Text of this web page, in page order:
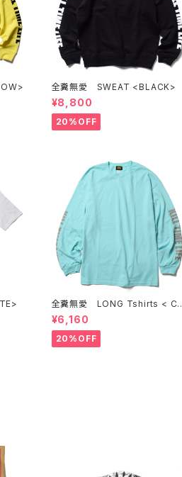
全糞無愛 SWEAT <BLACK>
¥8,800
20%OFF
全糞無愛 LONG Tshirts < CE
LADON >
¥6,160
20%OFF